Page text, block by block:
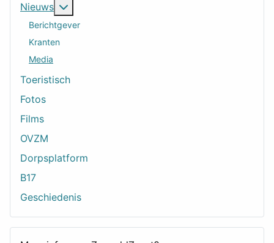
Nieuws
Berichtgever
Kranten
Media
Toeristisch
Fotos
Films
OVZM
Dorpsplatform
B17
Geschiedenis